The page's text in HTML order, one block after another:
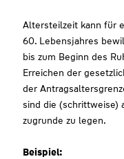
Altersteilzeit kann für
60. Lebensjahres
bis zum Beginn des
Erreichen der
der
sind die (schrittweise)
zugrunde zu legen.
Beispiel: